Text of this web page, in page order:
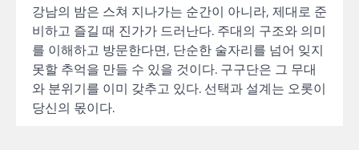
강남의 밤은 스쳐 지나가는 순간이 아니라, 제대로 준
비하고 즐길 때 진가가 드러난다. 주대의 구조와 의미
를 이해하고 방문한다면, 단순한 술자리를 넘어 잊지
못할 추억을 만들 수 있을 것이다. 구구단은 그 무대
와 분위기를 이미 갖추고 있다. 선택과 설계는 오롯이
당신의 몫이다.